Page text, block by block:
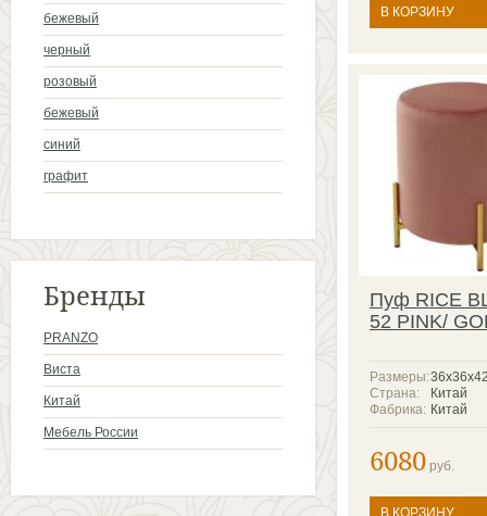
бежевый
черный
розовый
бежевый
синий
графит
Бренды
PRANZO
Виста
Китай
Мебель России
В КОРЗИНУ
Пуф RICE
52 PINK/
Размеры:
Китай
Страна:
Китай
Фабрика:
6080 руб.
В КОРЗИНУ